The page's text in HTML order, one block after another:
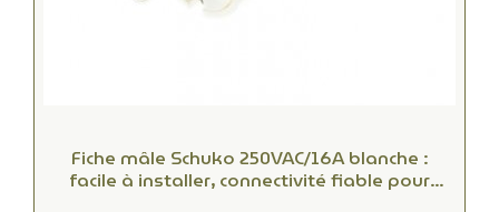
Fiche mâle Schuko 250VAC/16A blanche :
facile à installer, connectivité fiable pour